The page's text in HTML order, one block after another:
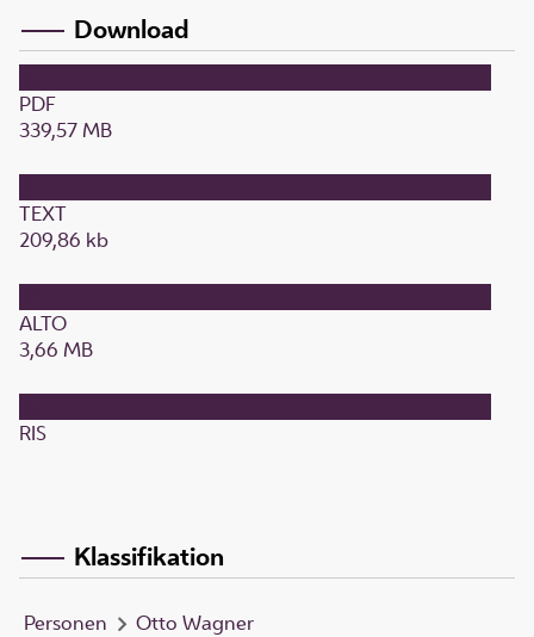
Download
PDF
339,57 MB
TEXT
209,86 kb
ALTO
3,66 MB
RIS
Klassifikation
Personen Otto Wagner